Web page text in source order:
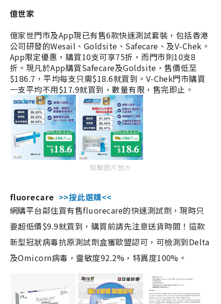
億世家
億家世門市及App現已有售6款快速測試套裝，包括香港
公司研發的Wesail、Goldsite、Safecare、及V-Chek。
App限定優惠，購買10支可享75折，而門市則10支8
折。現凡於App購買Safecare及Goldsite，售價低至
$186.7，平均每支只需$18.6就買到。V-Chek門市購買
一支平均不用$17.9就買到，數量有限，售完即止。
點擊圖片放大
fluorecare >>按此選購<<
網購平台鄰住買有售fluorecare的快速測試劑，現時只
要超低價$9.9就買到，購買前請先注意送貨時間！這款
新型冠狀病毒抗原測試劑盒獲歐盟認可，可檢測到Delta
及Omicorn病毒，靈敏度92.2%，特異度100%。